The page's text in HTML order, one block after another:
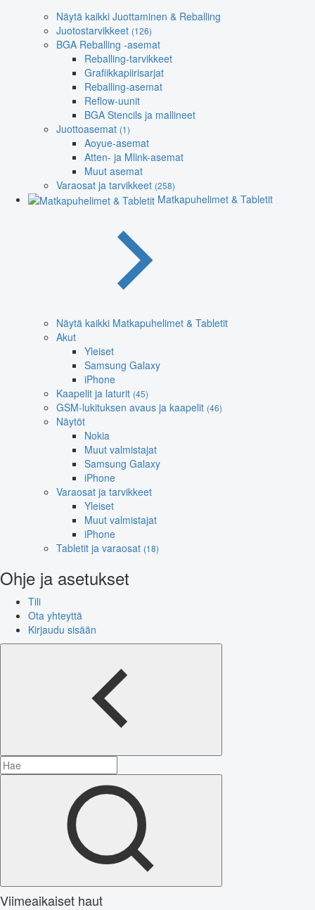
Näytä kaikki Juottaminen & Reballing
Juotostarvikkeet (126)
BGA Reballing -asemat
Reballing-tarvikkeet
Grafiikkapiirisarjat
Reballing-asemat
Reflow-uunit
BGA Stencils ja mallineet
Juottoasemat (1)
Aoyue-asemat
Atten- ja Mlink-asemat
Muut asemat
Varaosat ja tarvikkeet (258)
Matkapuhelimet & Tabletit
Näytä kaikki Matkapuhelimet & Tabletit
Akut
Yleiset
Samsung Galaxy
iPhone
Kaapelit ja laturit (45)
GSM-lukituksen avaus ja kaapelit (46)
Näytöt
Nokia
Muut valmistajat
Samsung Galaxy
iPhone
Varaosat ja tarvikkeet
Yleiset
Muut valmistajat
iPhone
Tabletit ja varaosat (18)
Ohje ja asetukset
Tili
Ota yhteyttä
Kirjaudu sisään
Viimeaikaiset haut